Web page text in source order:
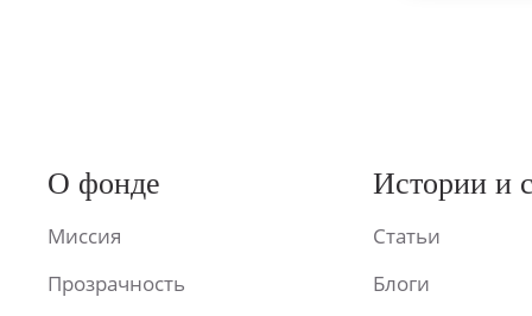
О фонде
Миссия
Прозрачность
Истории и
Статьи
Блоги